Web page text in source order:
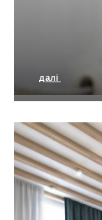
далі